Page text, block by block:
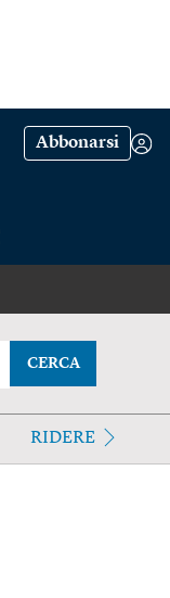
Abbonarsi
CERCA
RIDERE